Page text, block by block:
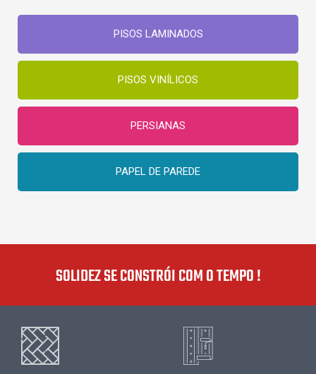
PISOS LAMINADOS
PISOS VINÍLICOS
PERSIANAS
PAPEL DE PAREDE
SOLIDEZ SE CONSTRÓI COM O TEMPO !